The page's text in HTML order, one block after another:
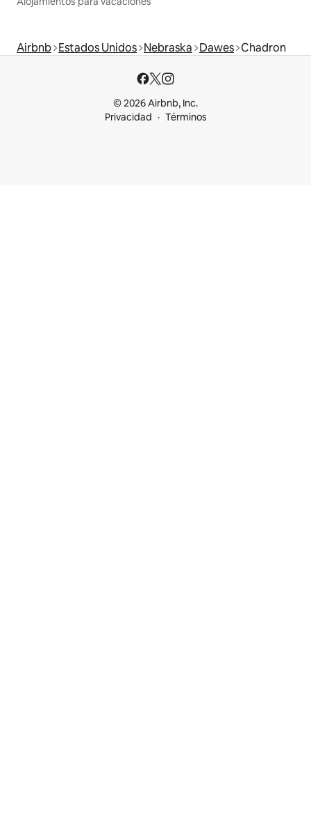
Airbnb Estados Unidos Nebraska Dawes Chadron
© 2026 Airbnb, Inc.
Privacidad
Términos